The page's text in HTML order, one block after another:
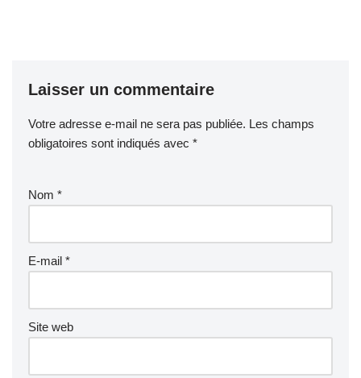
Laisser un commentaire
Votre adresse e-mail ne sera pas publiée. Les champs
obligatoires sont indiqués avec *
Nom *
E-mail *
Site web